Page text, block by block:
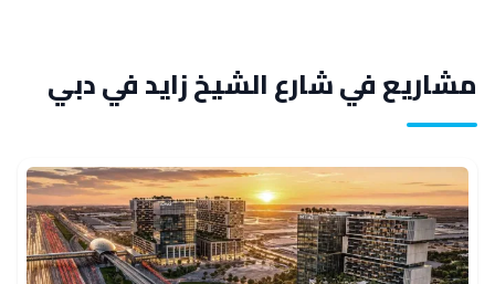
مشاريع في شارع الشيخ زايد في دبي